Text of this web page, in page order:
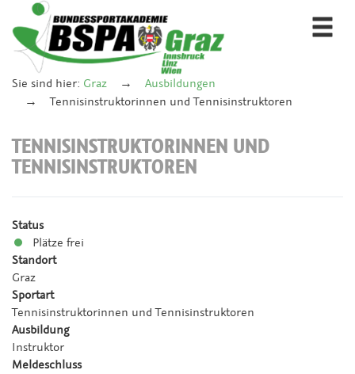
Sie sind hier: Graz
Ausbildungen
Tennisinstruktorinnen und Tennisinstruktoren
TENNISINSTRUKTORINNEN UND
TENNISINSTRUKTOREN
Status
Plätze frei
Standort
Graz
Sportart
Tennisinstruktorinnen und Tennisinstruktoren
Ausbildung
Instruktor
Meldeschluss